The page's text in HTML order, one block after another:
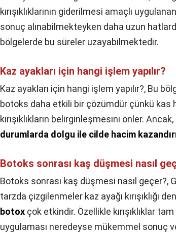
kırışıklıklarının giderilmesi amaçlı
sonuç alınabilmekteyken daha uzun
bölgelerde bu süreler uzayabilmektedir.
Kaz ayakları için hangi işlem yapılır?
Kaz ayakları için hangi işlem yapılır?, Bu
botoks daha etkili bir çözümdür çünkü kas
kırışıklıkların belirginleşmesini önler. Ancak,
durumlarda dolgu ile cilde hacim
Botoks sonrası kaş düşmesi nasıl
Botoks sonrası kaş düşmesi nasıl geçer?,
tarzda çizgilenmeler kaz ayağı kırışıklığı
botox çok etkindir. Özellikle kırışıklıklar
uygulaması neredeyse mükemmel sonuç